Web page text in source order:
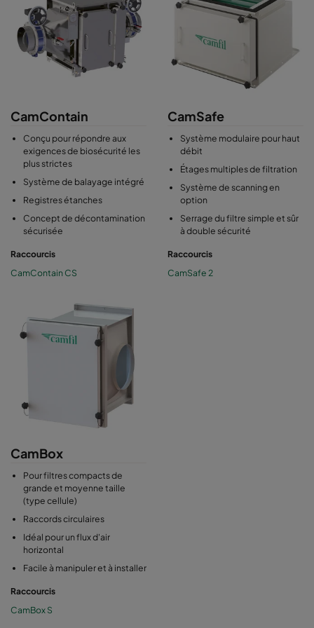
BIBO (bag-in bag-out).
CamContain
Conçu pour répondre aux
exigences de biosécurité les
plus strictes
Système de balayage intégré
Registres étanches
Concept de décontamination
sécurisée
Raccourcis
CamContain CS
CamSafe
Système modulaire pour haut
débit
Étages multiples de filtration
Système de scanning en
option
Serrage du filtre simple et sûr
à double sécurité
Raccourcis
CamSafe 2
CamBox
Pour filtres compacts de
grande et moyenne taille
(type cellule)
Raccords circulaires
Idéal pour un flux d'air
horizontal
Facile à manipuler et à installer
Raccourcis
CamBox S